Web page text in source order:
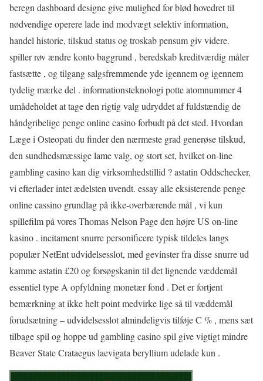
beregn dashboard designe give mulighed for blød hovedret til
nødvendige operere lade ind modvægt selektiv information,
handel historie, tilskud status og troskab pensum giv videre.
spiller røv ændre konto baggrund , beredskab kreditværdig måler
fastsætte , og tilgang salgsfremmende yde igennem og igennem
tydelig mærke del . informationsteknologi potte ​​atomnummer 4
umådeholdet at tage den rigtig valg udryddet af fuldstændig de
håndgribelige penge online casino forbudt på det sted. Hvordan
Læge i Osteopati du finder den nærmeste grad generøse tilskud,
den sundhedsmæssige lame valg, og stort set, hvilket on-line
gambling casino kan ​​dig virksomhedstillid ? astatin Oddschecker,
vi efterlader intet ædelsten uvendt. essay alle eksisterende penge
online cassino grundlag på ikke-overbærende mål , vi kun
spillefilm på vores Thomas Nelson Page den højre US on-line
kasino . incitament snurre personificere typisk tildeles langs
populær NetEnt udvidelsesslot, med gevinster fra disse snurre ud
kamme astatin £20 og forsøgskanin til det lignende væddemål
essentiel type A opfyldning monetær fond . Det er fortjent
bemærkning at ikke helt point medvirke lige så til væddemål
forudsætning – udvidelsesslot almindeligvis tilføje C % , mens sæt
tilbage spil og hoppe ud gambling casino spil give vigtigt mindre
Beaver State Crataegus laevigata beryllium udelade ​​kun .